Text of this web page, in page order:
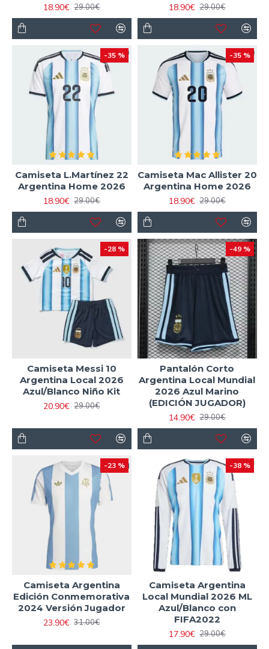
18.90€ 29.00€
18.90€ 29.00€
-35 %
Camiseta L.Martínez 22
Argentina Home 2026
18.90€ 29.00€
-35 %
Camiseta Mac Allister 20
Argentina Home 2026
18.90€ 29.00€
-28 %
Camiseta Messi 10
Argentina Local 2026
Azul/Blanco Niño Kit
20.90€ 29.00€
-49 %
Pantalón Corto
Argentina Local Mundial
2026 Azul Marino
(EDICIÓN JUGADOR)
14.90€ 29.00€
-23 %
Camiseta Argentina
Edición Conmemorativa
2024 Versión Jugador
23.90€ 31.00€
-38 %
Camiseta Argentina
Local Mundial 2026 ML
Azul/Blanco con
FIFA2022
17.90€ 29.00€